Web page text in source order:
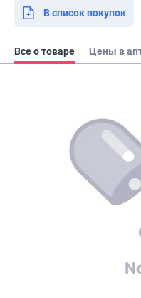
В список покупок
Все о товаре Цены в